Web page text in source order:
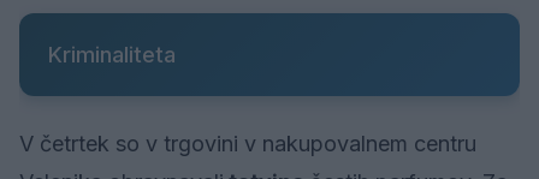
Kriminaliteta
V četrtek so v trgovini v nakupovalnem centru